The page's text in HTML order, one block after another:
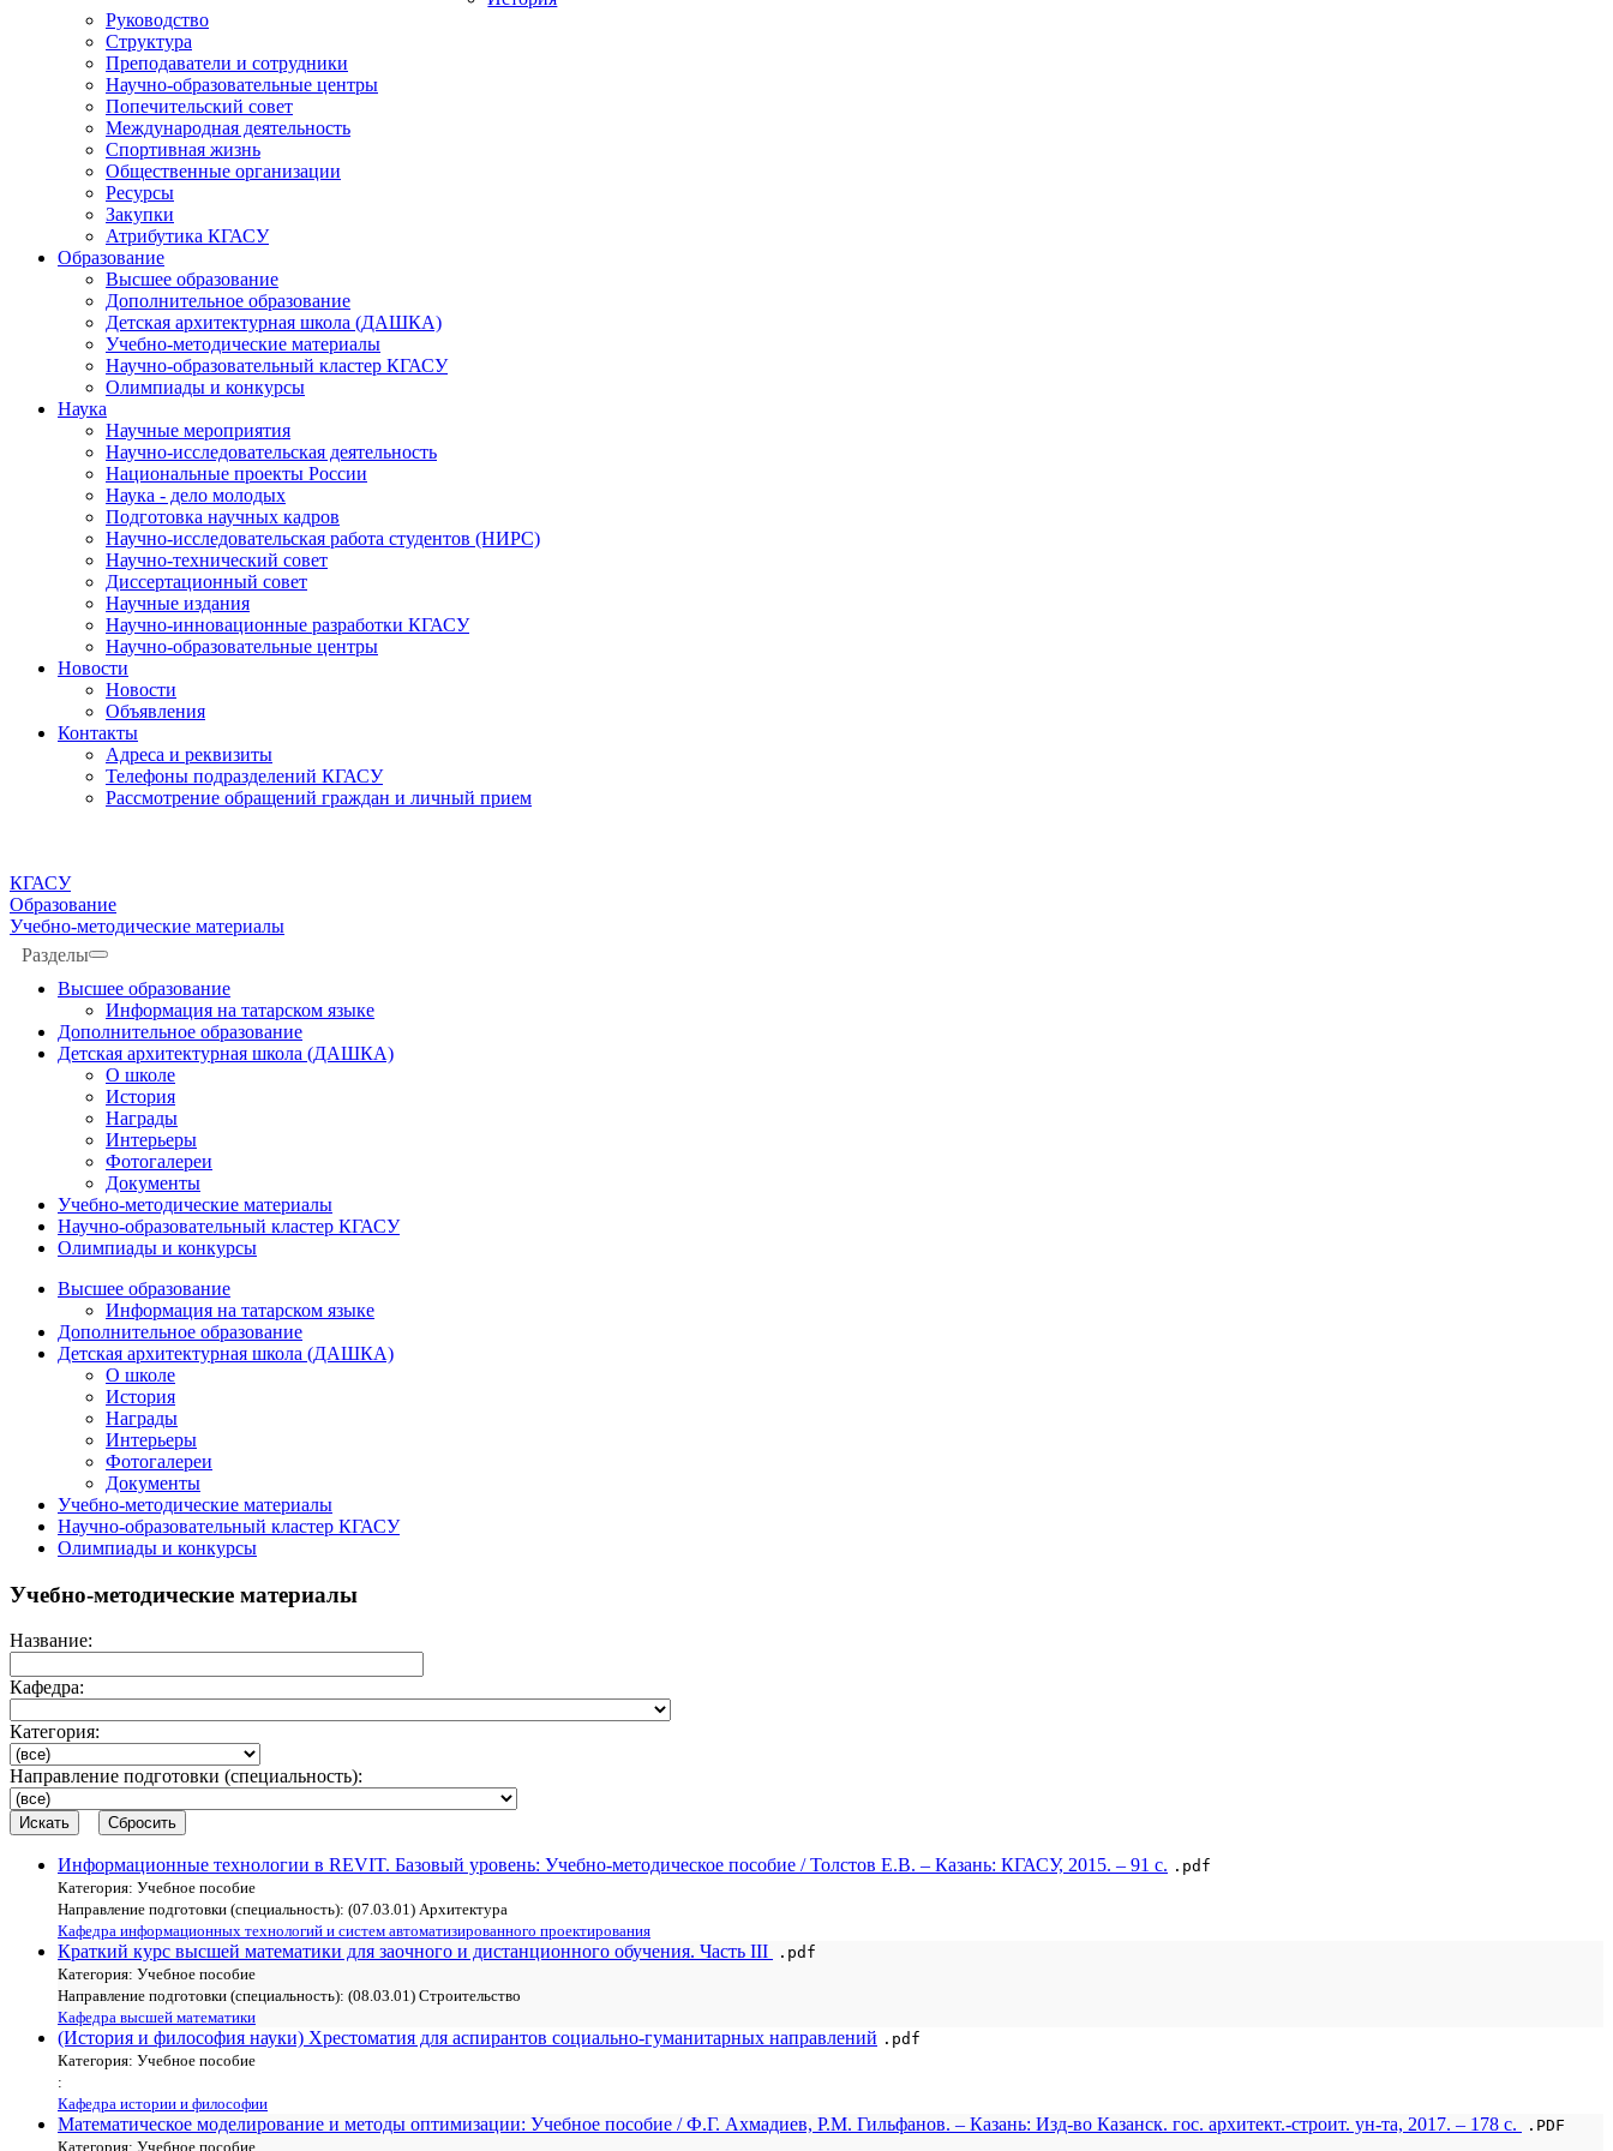
Руководство
Структура
Преподаватели и сотрудники
Научно-образовательные центры
Попечительский совет
Международная деятельность
Спортивная жизнь
Общественные организации
Ресурсы
Закупки
Атрибутика КГАСУ
Образование
Высшее образование
Дополнительное образование
Детская архитектурная школа (ДАШКА)
Учебно-методические материалы
Научно-образовательный кластер КГАСУ
Олимпиады и конкурсы
Наука
Научные мероприятия
Научно-исследовательская деятельность
Национальные проекты России
Наука - дело молодых
Подготовка научных кадров
Научно-исследовательская работа студентов (НИРС)
Научно-технический совет
Диссертационный совет
Научные издания
Научно-инновационные разработки КГАСУ
Научно-образовательные центры
Новости
Новости
Объявления
Контакты
Адреса и реквизиты
Телефоны подразделений КГАСУ
Рассмотрение обращений граждан и личный прием
КГАСУ
Образование
Учебно-методические материалы
Разделы
Высшее образование
Информация на татарском языке
Дополнительное образование
Детская архитектурная школа (ДАШКА)
О школе
История
Награды
Интерьеры
Фотогалереи
Документы
Учебно-методические материалы
Научно-образовательный кластер КГАСУ
Олимпиады и конкурсы
Высшее образование
Информация на татарском языке
Дополнительное образование
Детская архитектурная школа (ДАШКА)
О школе
История
Награды
Интерьеры
Фотогалереи
Документы
Учебно-методические материалы
Научно-образовательный кластер КГАСУ
Олимпиады и конкурсы
Учебно-методические материалы
Название:
Кафедра:
Категория:
Направление подготовки (специальность):
Искать Сбросить
Информационные технологии в REVIT. Базовый уровень: Учебно-методическое пособие / Толстов Е.В. – Казань: КГАСУ, 2015. – 91 с. .pdf
Категория: Учебное пособие
Направление подготовки (специальность): (07.03.01) Архитектура
Кафедра информационных технологий и систем автоматизированного проектирования
Краткий курс высшей математики для заочного и дистанционного обучения. Часть III
.pdf
Категория: Учебное пособие
Направление подготовки (специальность): (08.03.01) Строительство
Кафедра высшей математики
(История и философия науки) Хрестоматия для аспирантов социально-гуманитарных направлений .pdf
Категория: Учебное пособие
:
Кафедра истории и философии
Математическое моделирование и методы оптимизации: Учебное пособие / Ф.Г. Ахмадиев, Р.М. Гильфанов. – Казань: Изд-во Казанск. гос. архитект.-строит. ун-та, 2017. – 178 с.
.PDF
Категория: Учебное пособие